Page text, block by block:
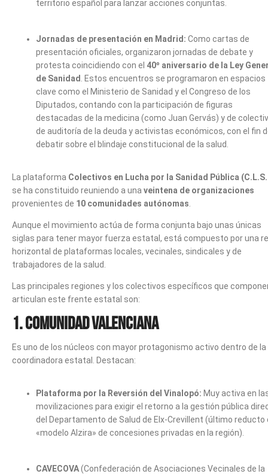
territorio español para lanzar acciones conjuntas.
Jornadas de presentación en Madrid: Como cartas de
presentación oficiales, organizaron jornadas de debate y
protesta coincidiendo con el 40º aniversario de la Ley
de Sanidad
. Estos encuentros se programaron en espacios
clave como el Ministerio de Sanidad y el Congreso de los
Diputados, contando con la participación de figuras
destacadas de la medicina (como Juan Gervás) y de
de auditoría de la deuda y activistas económicos, con el fin
debatir sobre el blindaje constitucional de la salud.
La plataforma Colectivos en Lucha por la Sanidad Pública
se ha constituido reuniendo a una veintena de organizaciones
provenientes de 10 comunidades autónomas
Aunque el movimiento actúa de forma conjunta bajo unas únicas
siglas para tener mayor fuerza estatal, está compuesto por una
horizontal de plataformas locales, vecinales, sindicales y de
trabajadores de la salud.
Las principales regiones y los colectivos específicos que
articulan este frente estatal son:
1. Comunidad Valenciana
Es uno de los núcleos con mayor protagonismo activo dentro de la
coordinadora estatal. Destacan:
Plataforma por la Reversión del Vinalopó: Muy activa en
movilizaciones para exigir el retorno a la gestión pública
del Departamento de Salud de Elx-Crevillent (último reducto
«modelo Alzira» de concesiones privadas en la región).
CAVECOVA(Confederación de Asociaciones Vecinales de la